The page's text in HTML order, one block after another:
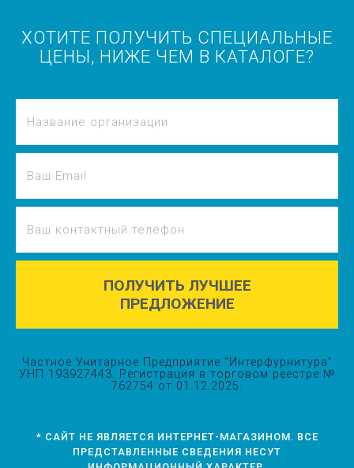
ХОТИТЕ ПОЛУЧИТЬ СПЕЦИАЛЬНЫЕ
ЦЕНЫ, НИЖЕ ЧЕМ В КАТАЛОГЕ?
ПОЛУЧИТЬ ЛУЧШЕЕ
ПРЕДЛОЖЕНИЕ
Частное Унитарное Предприятие “Интерфурнитура”
УНП 193927443. Регистрация в торговом реестре №
762754 от 01.12.2025.
* САЙТ НЕ ЯВЛЯЕТСЯ ИНТЕРНЕТ-МАГАЗИНОМ. ВСЕ
ПРЕДСТАВЛЕННЫЕ СВЕДЕНИЯ НЕСУТ